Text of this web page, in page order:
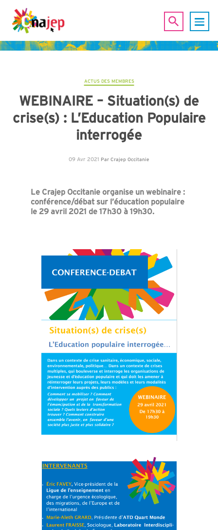
ACTUS DES MEMBRES
WEBINAIRE – Situation(s) de
crise(s) : L’Education Populaire
interrogée
09 Avr 2021 Par Crajep Occitanie
Le Crajep Occitanie organise un webinaire :
conférence/débat sur l’éducation populaire
le 29 avril 2021 de 17h30 à 19h30.